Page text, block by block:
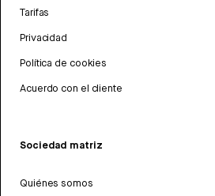
Tarifas
Privacidad
Política de cookies
Acuerdo con el cliente
Sociedad matriz
Quiénes somos